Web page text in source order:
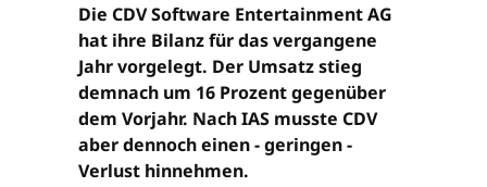
Die CDV Software Entertainment AG
hat ihre Bilanz für das vergangene
Jahr vorgelegt. Der Umsatz stieg
demnach um 16 Prozent gegenüber
dem Vorjahr. Nach IAS musste CDV
aber dennoch einen - geringen -
Verlust hinnehmen.